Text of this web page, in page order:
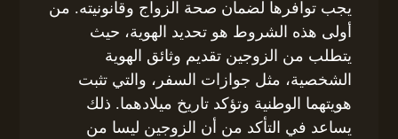
يجب توافرها لضمان صحة الزواج وقانونيته. من
أولى هذه الشروط هو تحديد الهوية، حيث
يتطلب من الزوجين تقديم وثائق الهوية
الشخصية، مثل جوازات السفر، والتي تثبت
هويتهما الوطنية وتؤكد تاريخ ميلادهما. ذلك
يساعد في التأكد من أن الزوجين ليسا من